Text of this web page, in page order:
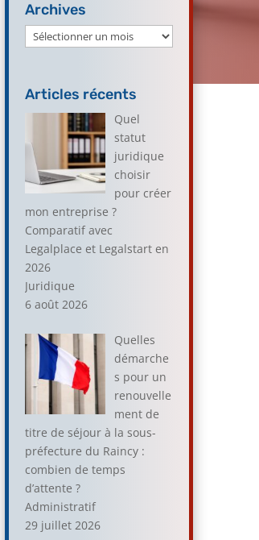
Archives
Archives
Articles récents
Quel
statut
juridique
choisir
pour créer
mon entreprise ?
Comparatif avec
Legalplace et Legalstart en
2026
Juridique
6 août 2026
Quelles
démarche
s pour un
renouvelle
ment de
titre de séjour à la sous-
préfecture du Raincy :
combien de temps
d’attente ?
Administratif
29 juillet 2026